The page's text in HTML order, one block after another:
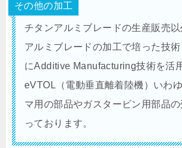
その他の加工
チタンアルミブレードの生産販売
アルミブレードの加工で培った技
にAdditive Manufacturing技術を活
eVTOL（電動垂直離着陸機）いわ
マ用の部品やガスタービン用部品
っております。